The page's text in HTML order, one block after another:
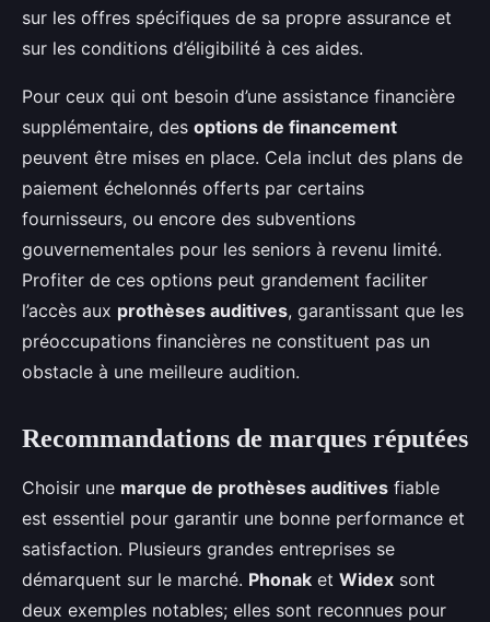
sur les offres spécifiques de sa propre assurance et
sur les conditions d’éligibilité à ces aides.
Pour ceux qui ont besoin d’une assistance financière
supplémentaire, des options de financement
peuvent être mises en place. Cela inclut des plans de
paiement échelonnés offerts par certains
fournisseurs, ou encore des subventions
gouvernementales pour les seniors à revenu limité.
Profiter de ces options peut grandement faciliter
l’accès aux prothèses auditives, garantissant que les
préoccupations financières ne constituent pas un
obstacle à une meilleure audition.
Recommandations de marques réputées
Choisir une marque de prothèses auditives fiable
est essentiel pour garantir une bonne performance et
satisfaction. Plusieurs grandes entreprises se
démarquent sur le marché. Phonak et Widex sont
deux exemples notables; elles sont reconnues pour